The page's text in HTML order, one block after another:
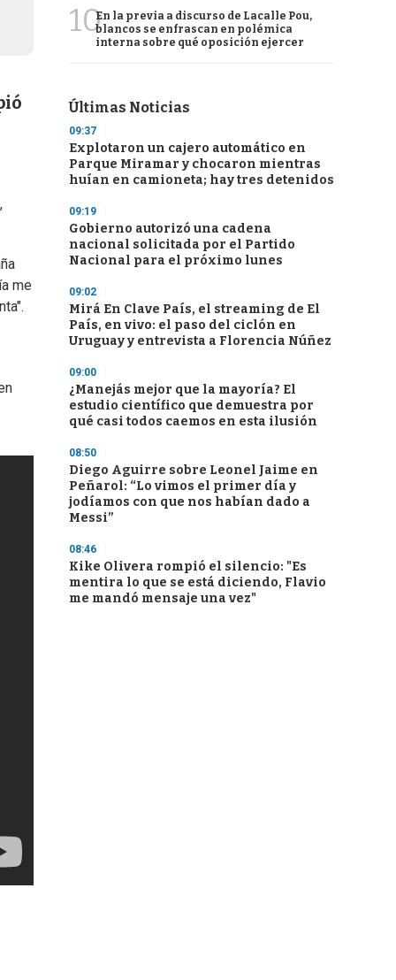
me
10En la previa a discurso de Lacalle Pou,
blancos se enfrascan en polémica
interna sobre qué oposición ejercer
Últimas Noticias
09:37
Explotaron un cajero automático en
Parque Miramar y chocaron mientras
huían en camioneta; hay tres detenidos
09:19
Gobierno autorizó una cadena
nacional solicitada por el Partido
Nacional para el próximo lunes
09:02
Mirá En Clave País, el streaming de El
País, en vivo: el paso del ciclón en
Uruguay y entrevista a Florencia Núñez
09:00
¿Manejás mejor que la mayoría? El
estudio científico que demuestra por
qué casi todos caemos en esta ilusión
08:50
Diego Aguirre sobre Leonel Jaime en
Peñarol: “Lo vimos el primer día y
jodíamos con que nos habían dado a
Messi”
08:46
Kike Olivera rompió el silencio: "Es
mentira lo que se está diciendo, Flavio
me mandó mensaje una vez"